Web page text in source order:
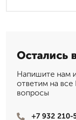
Остались
Напишите нам
ответим на
вопросы
+7 932 210-